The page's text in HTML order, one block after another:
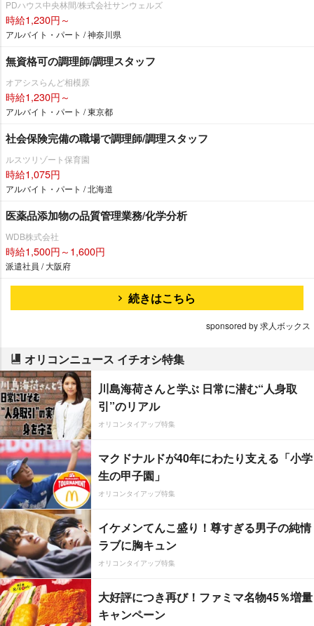
PDハウス中央林間/株式会社サンウェルズ
時給1,230円～
アルバイト・パート / 神奈川県
無資格可の調理師/調理スタッフ
オアシスらんど相模原
時給1,230円～
アルバイト・パート / 東京都
社会保険完備の職場で調理師/調理スタッフ
ルスツリゾート保育園
時給1,075円
アルバイト・パート / 北海道
医薬品添加物の品質管理業務/化学分析
WDB株式会社
時給1,500円～1,600円
派遣社員 / 大阪府
続きはこちら
sponsored by 求人ボックス
オリコンニュース イチオシ特集
川島海荷さんと学ぶ 日常に潜む“人身取
引”のリアル
オリコンタイアップ特集
マクドナルドが40年にわたり支える「小学
生の甲子園」
オリコンタイアップ特集
イケメンてんこ盛り！尊すぎる男子の純情
ラブに胸キュン
オリコンタイアップ特集
大好評につき再び！ファミマ名物45％増量
キャンペーン